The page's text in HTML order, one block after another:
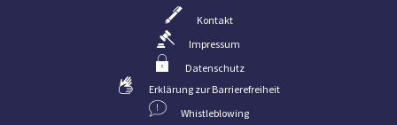
Kontakt
Impressum
Datenschutz
Erklärung zur Barrierefreiheit
Whistleblowing